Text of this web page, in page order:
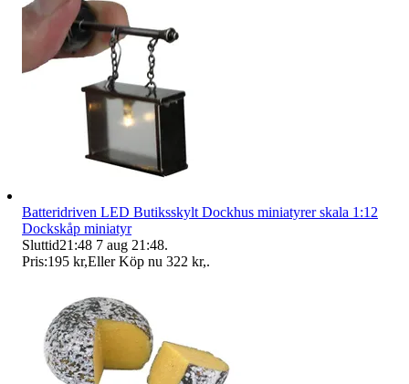
Batteridriven LED Butiksskylt Dockhus miniatyrer skala 1:12
Dockskåp miniatyr
Sluttid21:48 7 aug 21:48.
Pris:195 kr,Eller Köp nu 322 kr,.